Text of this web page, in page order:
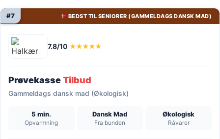
BEDST TIL SENIORER (GAMMELDAGS DANSK MAD)
#7
7.8/10 ★★★★★
PrøvekasseTilbud
Gammeldags dansk mad (Økologisk)
5 min.
Opvarmning
Dansk Mad
Fra bunden
Økologisk
Råvarer